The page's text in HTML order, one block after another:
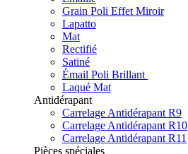
Grain Poli Effet Miroir
Lapatto
Mat
Rectifié
Satiné
Émail Poli Brillant
Laqué Mat
Antidérapant
Carrelage Antidérapant R9
Carrelage Antidérapant R10
Carrelage Antidérapant R11
Pièces spéciales